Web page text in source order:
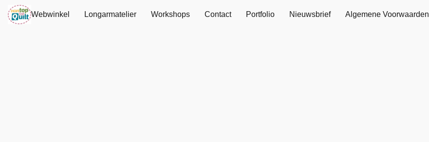
Webwinkel Longarmatelier Workshops Contact Portfolio Nieuwsbrief Algemene Voorwaarden